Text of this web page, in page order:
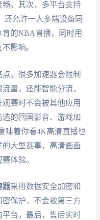
。其次，多平台支持
还允许一人多端设备同
的NBA直播，同时用
影响。
。很多加速器会限制
量，还能智能分流，
赛时不会被其他应用
的回国影音、游戏加
着你看4K高清直播也
大型赛事，高清画面
体验。
器采用数据安全加密和
保护，不会被第三方
台。最后，售后实时